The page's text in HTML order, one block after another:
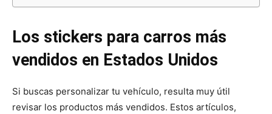
Los stickers para carros más
vendidos en Estados Unidos
Si buscas personalizar tu vehículo, resulta muy útil
revisar los productos más vendidos. Estos artículos,